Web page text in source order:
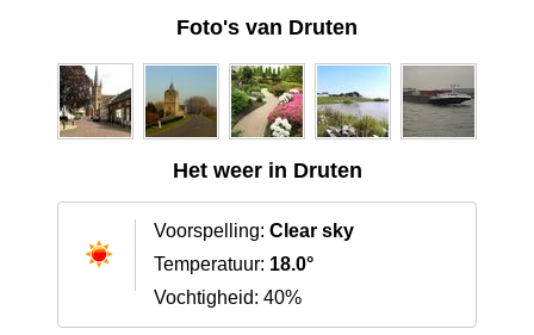
Foto's van Druten
Het weer in Druten
Voorspelling: Clear sky
Temperatuur: 18.0°
Vochtigheid: 40%